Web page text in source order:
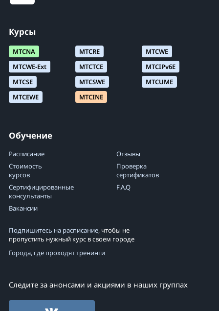
Курсы
MTCNA MTCRE
MTCWE
MTCWE-Ext
MTCTCE
MTCIPv6E
MTCSE
MTCSWE
MTCUME
MTCEWE
MTCINE
Обучение
Расписание
Отзывы
Стоимость
курсов
Проверка
сертификатов
Сертифицированные
консультанты
F.A.Q
Вакансии
Подпишитесь на расписание, чтобы не
пропустить нужный курс в своем городе
Города, где проходят тренинги
Следите за анонсами и акциями в наших группах